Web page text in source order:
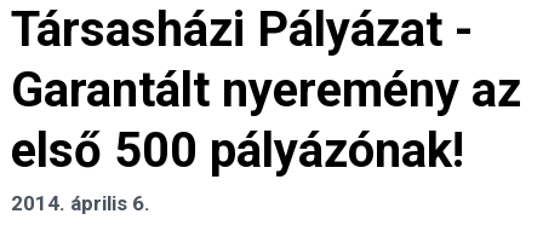
Társasházi Pályázat -
Garantált nyeremény az
első 500 pályázónak!
2014. április 6.